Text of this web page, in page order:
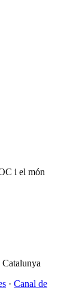
i el món
· Canal de